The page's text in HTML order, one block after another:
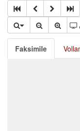
Faksimile